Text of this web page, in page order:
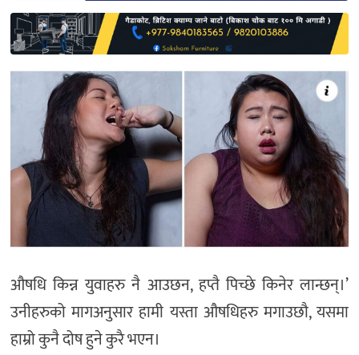
English
औषधि किन्न युवाहरु नै आउछन, हप्तै पिच्छे किनेर लान्छन्।’
उनीहरुको मागअनुसार हामी यस्ता औषधिहरु मगाउछौ, यसमा
हाम्रो कुनै दोष हुने कुरै भएन।